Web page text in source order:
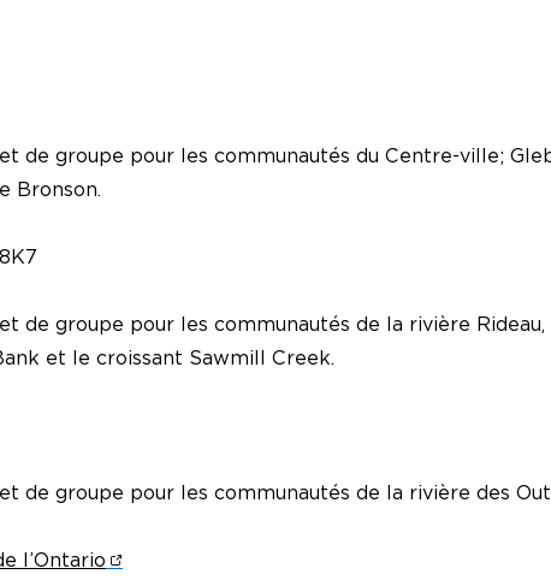
de groupe pour les communautés du Centre-ville;
Bronson.
de groupe pour les communautés de la rivière
et le croissant Sawmill Creek.
de groupe pour les communautés de la rivière des
l’Ontario